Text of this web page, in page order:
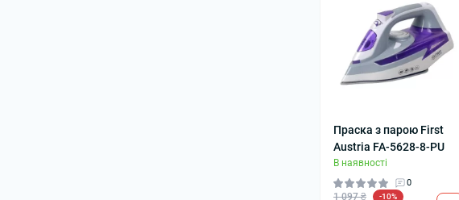
Праска з парою First
Austria FA-5628-8-PU
В наявності
0
1 097 ₴ -10%